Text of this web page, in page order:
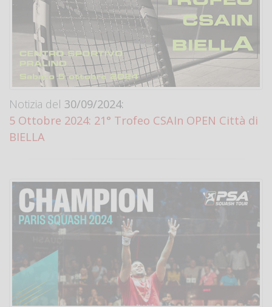
Notizia del 30/09/2024:
5 Ottobre 2024: 21° Trofeo CSAIn OPEN Città di
BIELLA